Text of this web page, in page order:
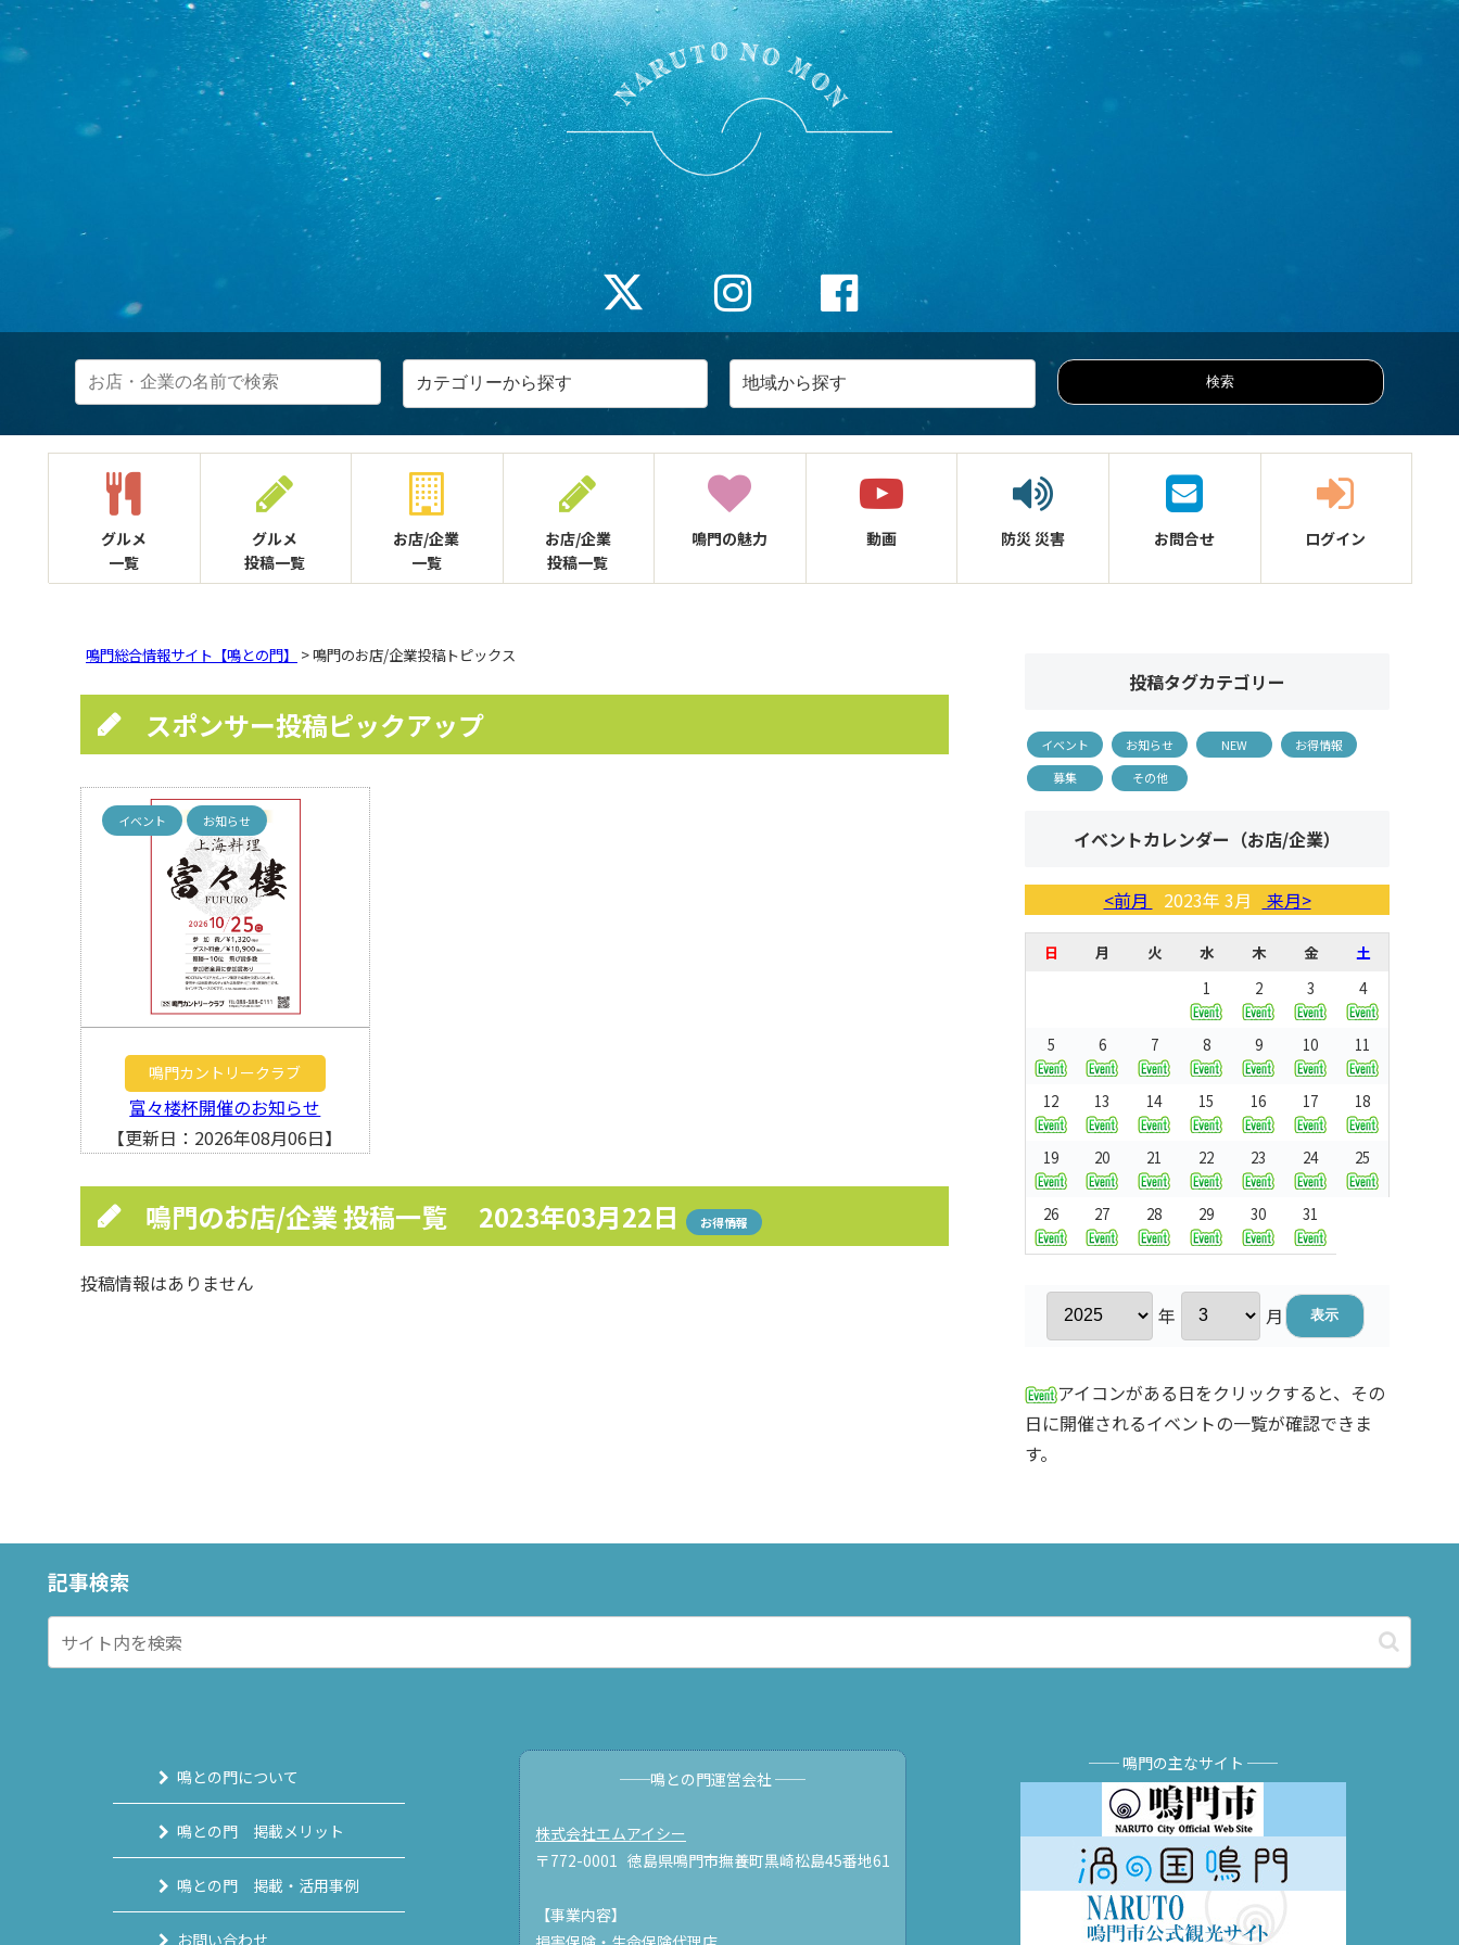
グルメ
一覧
グルメ
投稿一覧
お店/企業
一覧
お店/企業
投稿一覧
鳴門の魅力 動画 防災災害 お問合せ ログイン
鳴門総合情報サイト【鳴との門】 > 鳴門のお店/企業投稿トピックス
スポンサー投稿ピックアップ
イベント お知らせ
鳴門カントリークラブ
富々楼杯開催のお知らせ
【更新日：2026年08月06日】
鳴門のお店/企業 投稿一覧 2023年03月22日 お得情報
投稿情報はありません
投稿タグカテゴリー
イベント お知らせ NEW
お得情報
募集
その他
イベントカレンダー（お店/企業）
<前月 2023年 3月 来月>
日 月 火 水 木 金
土
1
2 3 4
5 6 7 8 9 10 11
12 13 14 15 16 17 18
19 20 21 22 23 24 25
26 27 28 29 30 31
年 月
アイコンがある日をクリックすると、その
日に開催されるイベントの一覧が確認できま
す。
記事検索
鳴との門について
鳴との門 掲載メリット
鳴との門 掲載・活用事例
お問い合わせ
──鳴との門運営会社 ──
株式会社エムアイシー
〒772-0001 徳島県鳴門市撫養町黒崎松島45番地61
【事業内容】
── 鳴門の主なサイト ──